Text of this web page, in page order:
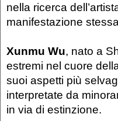
nella ricerca
manifestazione
Xunmu Wu, nato a
estremi nel cuore
suoi aspetti più
interpretate da
in via di estinzione.